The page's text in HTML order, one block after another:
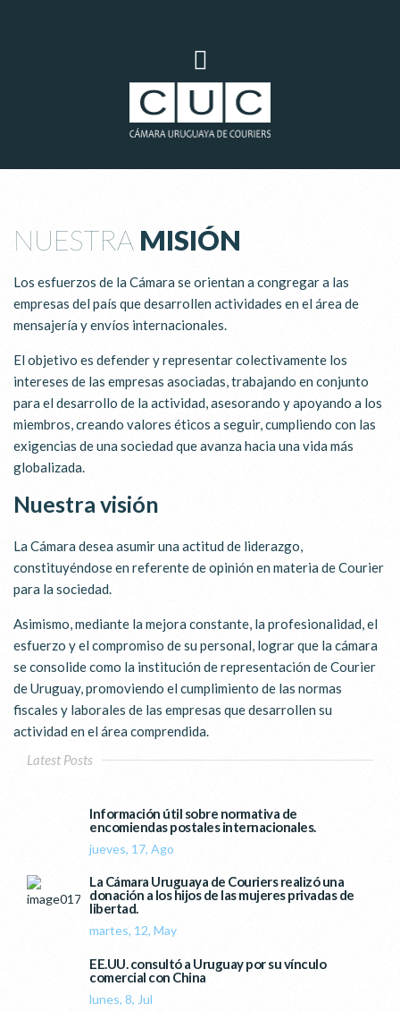
NUESTRA MISIÓN
Los esfuerzos de la Cámara se orientan a congregar a las
empresas del país que desarrollen actividades en el área de
mensajería y envíos internacionales.
El objetivo es defender y representar colectivamente los
intereses de las empresas asociadas, trabajando en conjunto
para el desarrollo de la actividad, asesorando y apoyando a los
miembros, creando valores éticos a seguir, cumpliendo con las
exigencias de una sociedad que avanza hacia una vida más
globalizada.
Nuestra visión
La Cámara desea asumir una actitud de liderazgo,
constituyéndose en referente de opinión en materia de Courier
para la sociedad.
Asimismo, mediante la mejora constante, la profesionalidad, el
esfuerzo y el compromiso de su personal, lograr que la cámara
se consolide como la institución de representación de Courier
de Uruguay, promoviendo el cumplimiento de las normas
fiscales y laborales de las empresas que desarrollen su
actividad en el área comprendida.
Latest Posts
Información útil sobre normativa de
encomiendas postales internacionales.
jueves, 17, Ago
La Cámara Uruguaya de Couriers realizó una
donación a los hijos de las mujeres privadas de
libertad.
martes, 12, May
EE.UU. consultó a Uruguay por su vínculo
comercial con China
lunes, 8, Jul